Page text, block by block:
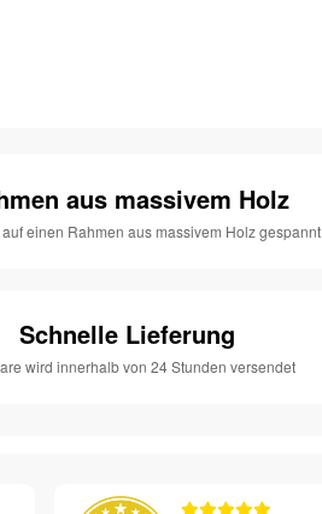
aus massivem Holz
einen Rahmen aus massivem Holz gespannt
Schnelle Lieferung
wird innerhalb von 24 Stunden versendet